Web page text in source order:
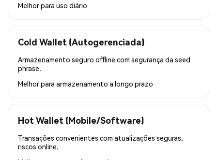
Melhor para uso diário
Cold Wallet (Autogerenciada)
Armazenamento seguro offline com segurança da seed
phrase.
Melhor para armazenamento a longo prazo
Hot Wallet (Mobile/Software)
Transações convenientes com atualizações seguras,
riscos online.